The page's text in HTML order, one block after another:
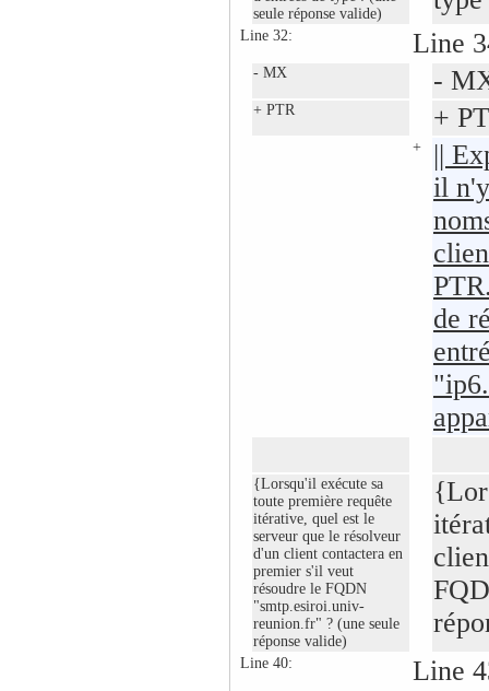
seule réponse valide)
Line 32: Line
- MX -
+ PTR +
+
||
il
de
{Lorsqu'il exécute sa
toute première requête
itérative, quel est le
serveur que le résolveur
d'un client contactera en
premier s'il veut
résoudre le FQDN
"smtp.esiroi.univ-
reunion.fr" ? (une seule
réponse valide)
Line 40: Line